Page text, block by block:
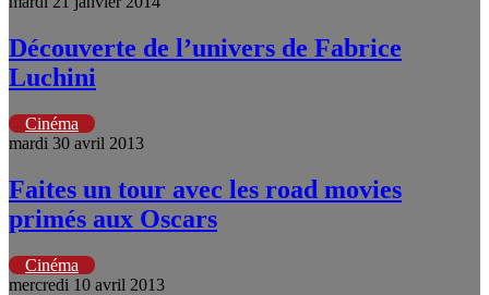
Découverte de l’univers de Fabrice
Luchini
Cinéma
mardi 30 avril 2013
Faites un tour avec les road movies
primés aux Oscars
Cinéma
mercredi 10 avril 2013